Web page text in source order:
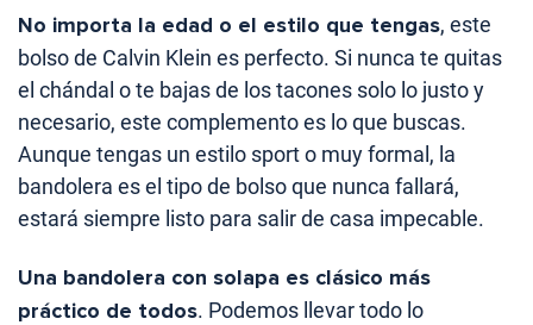
No importa la edad o el estilo que tengas, este
bolso de Calvin Klein es perfecto. Si nunca te quitas
el chándal o te bajas de los tacones solo lo justo y
necesario, este complemento es lo que buscas.
Aunque tengas un estilo sport o muy formal, la
bandolera es el tipo de bolso que nunca fallará,
estará siempre listo para salir de casa impecable.
Una bandolera con solapa es clásico más
práctico de todos. Podemos llevar todo lo